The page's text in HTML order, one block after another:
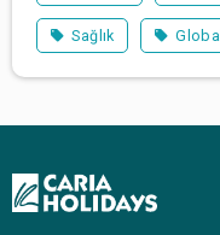
Sağlık Global